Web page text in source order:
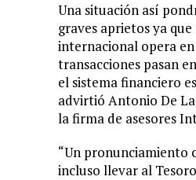
Una situación así
graves aprietos ya
internacional opera
transacciones pasan
el sistema financiero
advirtió Antonio De
la firma de asesores
“Un pronunciamiento
incluso llevar al